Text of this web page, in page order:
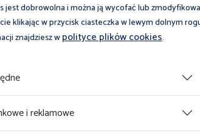
jest dobrowolna i można ją wycofać lub
klikając w przycisk ciasteczka w lewym dolnym
znajdziesz wpolityce plików cookies.
i reklamowe